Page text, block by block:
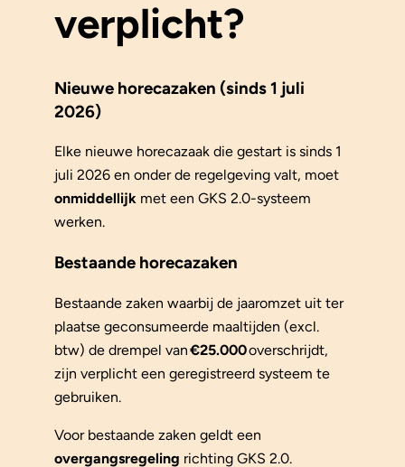
verplicht?
Nieuwe horecazaken (sinds 1 juli
2026)
Elke nieuwe horecazaak die gestart is sinds 1
juli 2026 en onder de regelgeving valt, moet
onmiddellijk met een GKS 2.0-systeem
werken.
Bestaande horecazaken
Bestaande zaken waarbij de jaaromzet uit ter
plaatse geconsumeerde maaltijden (excl.
btw) de drempel van€25.000overschrijdt,
zijn verplicht een geregistreerd systeem te
gebruiken.
Voor bestaande zaken geldt een
overgangsregeling richting GKS 2.0.